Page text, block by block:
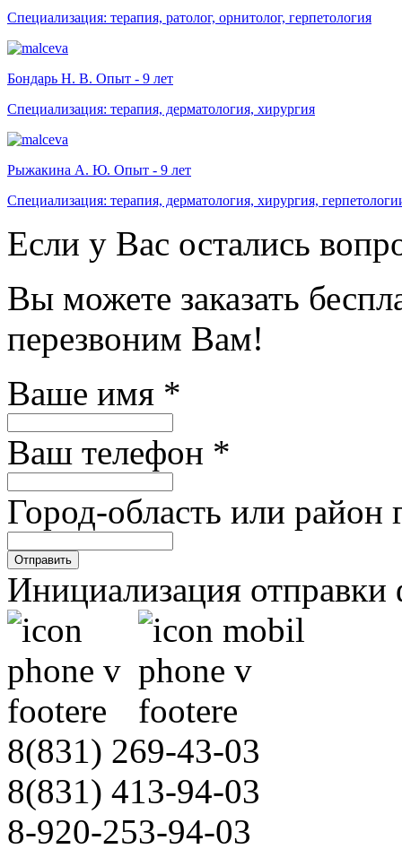
Специализация: терапия, ратолог, орнитолог, герпетология
Бондарь Н. В. Опыт - 9 лет
Специализация: терапия, дерматология, хирургия
Рыжакина А. Ю. Опыт - 9 лет
Специализация: терапия, дерматология, хирургия,
Если у Вас остались
Вы можете заказать
перезвоним Вам!
Ваше имя *
Ваш телефон *
Город-область или район
Отправить
Инициализация
8(831) 269-43-03
8(831) 413-94-03
8-920-253-94-03